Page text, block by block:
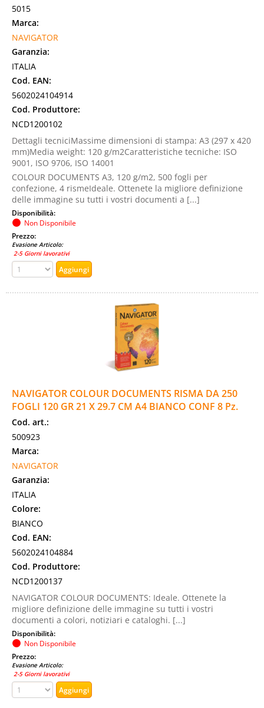
5015
Marca:
NAVIGATOR
Garanzia:
ITALIA
Cod. EAN:
5602024104914
Cod. Produttore:
NCD1200102
Dettagli tecniciMassime dimensioni di stampa: A3 (297 x 420
mm)Media weight: 120 g/m2Caratteristiche tecniche: ISO
9001, ISO 9706, ISO 14001
COLOUR DOCUMENTS A3, 120 g/m2, 500 fogli per
confezione, 4 rismeIdeale. Ottenete la migliore definizione
delle immagine su tutti i vostri documenti a [...]
Disponibilità:
Non Disponibile
Prezzo:
Evasione Articolo:
2-5 Giorni lavorativi
NAVIGATOR COLOUR DOCUMENTS RISMA DA 250
FOGLI 120 GR 21 X 29.7 CM A4 BIANCO CONF 8 Pz.
Cod. art.:
500923
Marca:
NAVIGATOR
Garanzia:
ITALIA
Colore:
BIANCO
Cod. EAN:
5602024104884
Cod. Produttore:
NCD1200137
NAVIGATOR COLOUR DOCUMENTS: Ideale. Ottenete la
migliore definizione delle immagine su tutti i vostri
documenti a colori, notiziari e cataloghi. [...]
Disponibilità:
Non Disponibile
Prezzo:
Evasione Articolo:
2-5 Giorni lavorativi